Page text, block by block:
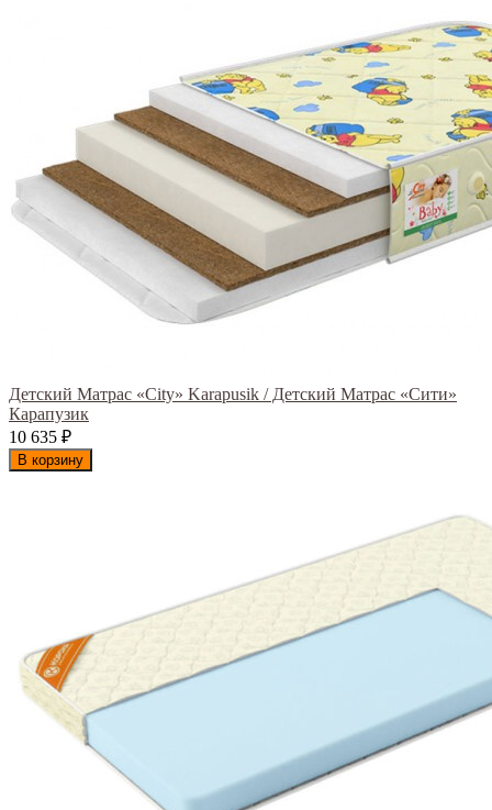
Детский Матрас «City» Karapusik / Детский Матрас «Сити»
Карапузик
10 635 ₽
В корзину